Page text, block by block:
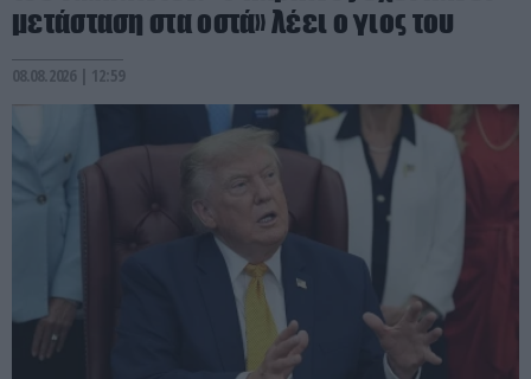
μετάσταση στα οστά» λέει ο γιος του
08.08.2026 | 12:59